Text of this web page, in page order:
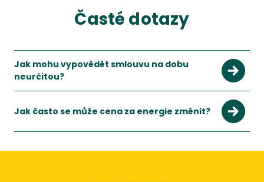
Časté dotazy
Jak mohu vypovědět smlouvu na dobu
neurčitou?
Smlouvu na dobu neurčitou můžete vypovědět kdykoli
Jak často se může cena za energie změnit?
To záleží na dodavateli. Většinou se ceníky mění jednou